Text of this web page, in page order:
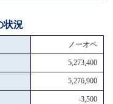
状況
ノーオペ
5,273,400
5,276,900
-3,500